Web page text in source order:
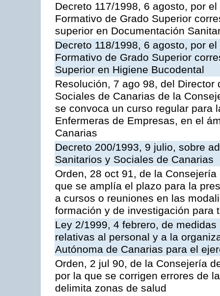
Decreto 117/1998, 6 agosto, por
Formativo de Grado Superior
superior en Documentación
Decreto 118/1998, 6 agosto, por
Formativo de Grado Superior
Superior en Higiene Bucodental
Resolución, 7 ago 98, del
Sociales de Canarias de la
se convoca un curso regular para
Enfermeras de Empresas, en el
Canarias
Decreto 200/1993, 9 julio, sobre
Sanitarios y Sociales de Canarias
Orden, 28 oct 91, de la
que se amplía el plazo para la
a cursos o reuniones en las
formación y de investigación para
Ley 2/1999, 4 febrero, de
relativas al personal y a la
Autónoma de Canarias para el
Orden, 2 jul 90, de la Consejería
por la que se corrigen errores de
delimita zonas de salud